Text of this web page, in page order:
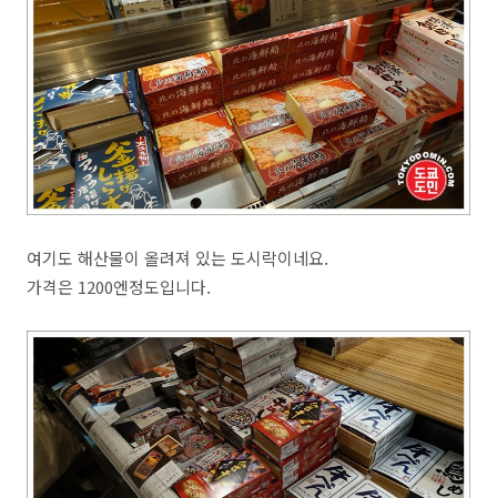
여기도 해산물이 올려져 있는 도시락이네요.
가격은 1200엔정도입니다.